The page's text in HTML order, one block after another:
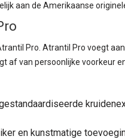
aan de Amerikaanse
Pro. Atrantil Pro voegt
af van persoonlijke voorkeur
en kunstmatige